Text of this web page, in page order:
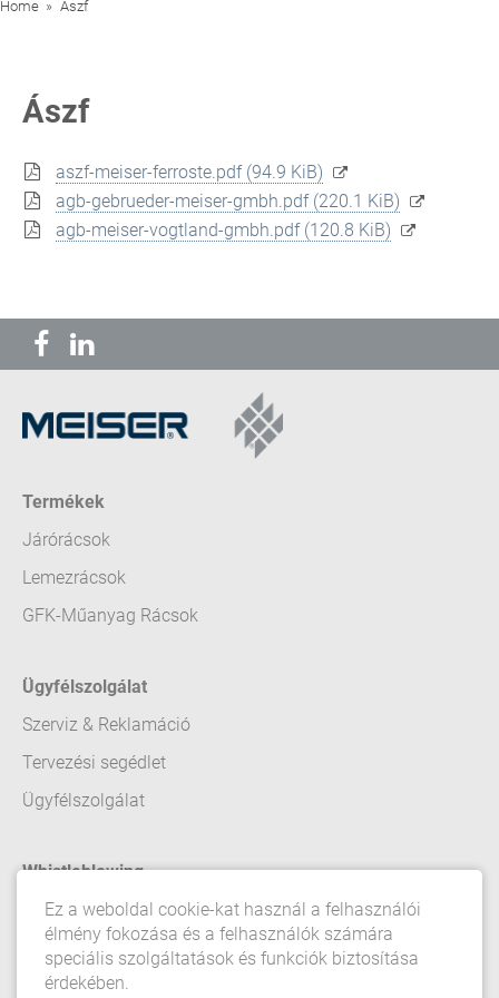
Home Aszf
Ászf
aszf-meiser-ferroste.pdf (94.9 KiB)
agb-gebrueder-meiser-gmbh.pdf (220.1 KiB)
agb-meiser-vogtland-gmbh.pdf (120.8 KiB)
Termékek
Járórácsok
Lemezrácsok
GFK-Műanyag Rácsok
Ügyfélszolgálat
Szerviz & Reklamáció
Tervezési segédlet
Ügyfélszolgálat
Whistleblowing
Kapcsolat felvétel
Impresszum
Ez a weboldal cookie-kat használ a felhasználói
élmény fokozása és a felhasználók számára
speciális szolgáltatások és funkciók biztosítása
érdekében.